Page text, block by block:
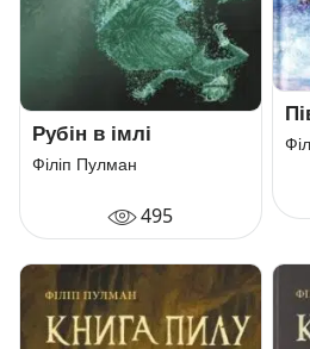
Рубін в імлі
Філіп Пулман
495